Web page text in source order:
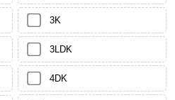
3K
3LDK
4DK